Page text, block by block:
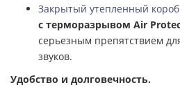
Закрытый утепленный короб
с терморазрывом Air
серьезным препятствием
звуков.
Удобство и долговечность.